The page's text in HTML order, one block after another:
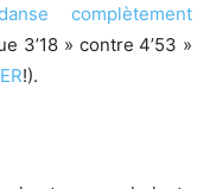
complètement
3’18 » contre 4’53 »
!).